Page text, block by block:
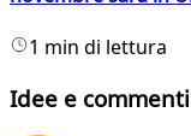
1 min di lettura
Idee e commenti